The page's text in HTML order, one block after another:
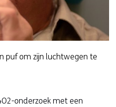
puf om zijn luchtwegen te
onderzoek met een